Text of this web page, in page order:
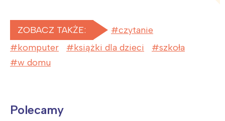
ZOBACZ TAKŻE:
czytanie
komputer
książki dla dzieci
szkoła
w domu
Polecamy